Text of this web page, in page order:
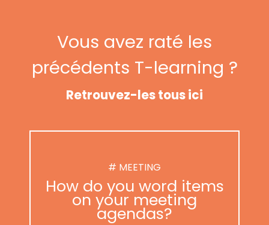
Vous avez raté les
précédents T-learning ?
Retrouvez-les tous ici
# MEETING
How do you word items
on your meeting
agendas?